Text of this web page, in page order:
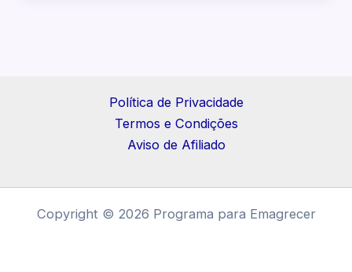
Política de Privacidade
Termos e Condições
Aviso de Afiliado
Copyright © 2026 Programa para Emagrecer